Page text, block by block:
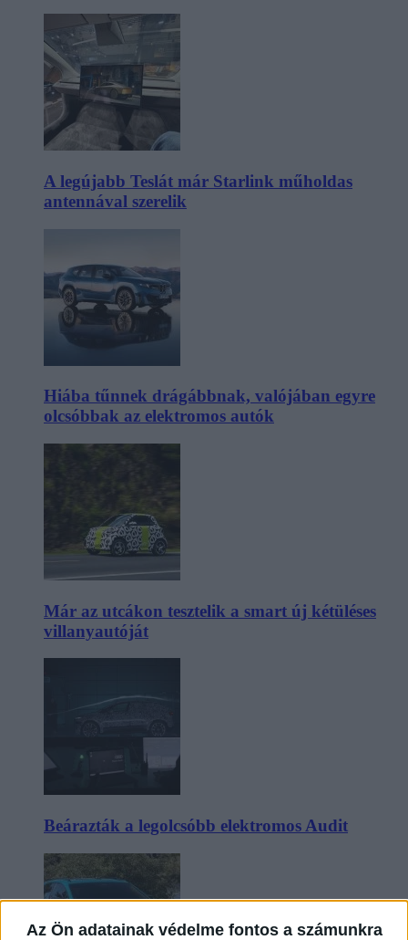
Az Ön adatainak védelme fontos a számunkra
A legújabb Teslát már Starlink műholdas
antennával szerelik
Hiába tűnnek drágábbnak, valójában egyre
olcsóbbak az elektromos autók
Már az utcákon tesztelik a smart új kétüléses
villanyautóját
Beárazták a legolcsóbb elektromos Audit